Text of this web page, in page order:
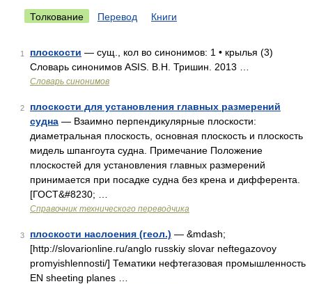
Толкование Перевод Книги
1 плоскости — сущ., кол во синонимов: 1 • крылья (3)
Словарь синонимов ASIS. В.Н. Тришин. 2013 …
Словарь синонимов
2
плоскости для установления главных размерений
судна — Взаимно перпендикулярные плоскости:
диаметральная плоскость, основная плоскость и плоскость
мидель шпангоута судна. Примечание Положение
плоскостей для установления главных размерений
принимается при посадке судна без крена и дифферента.
[ГОСТ&#8230; …
Справочник технического переводчика
3 плоскости наслоения (геол.) — &mdash;
[http://slovarionline.ru/anglo russkiy slovar neftegazovoy
promyishlennosti/] Тематики нефтегазовая промышленность
EN sheeting planes …